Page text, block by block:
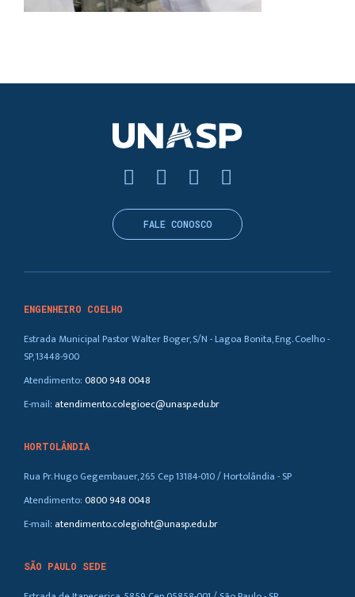
ENGENHEIRO COELHO
Estrada Municipal Pastor Walter Boger, S/N - Lagoa Bonita, Eng. Coelho -
SP, 13448-900
Atendimento:0800 948 0048
E-mail: atendimento.colegioec@unasp.edu.br
HORTOLÂNDIA
Rua Pr. Hugo Gegembauer, 265 Cep 13184-010 / Hortolândia - SP
Atendimento:0800 948 0048
E-mail: atendimento.colegioht@unasp.edu.br
SÃO PAULO SEDE
FALE CONOSCO